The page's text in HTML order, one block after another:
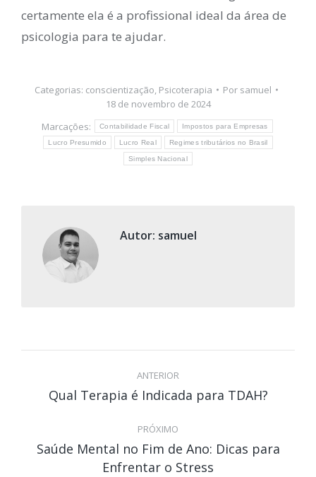
certamente ela é a profissional ideal da área de
psicologia para te ajudar.
Categorias: conscientização, Psicoterapia Por samuel
18 de novembro de 2024
Marcações:
Contabilidade Fiscal Impostos para Empresas
Lucro Presumido Lucro Real Regimes tributários no Brasil
Simples Nacional
Autor: samuel
post:
ANTERIOR
Post
Qual Terapia é Indicada para TDAH?
PRÓXIMO
Próximo
Saúde Mental no Fim de Ano: Dicas para
Enfrentar o Stress